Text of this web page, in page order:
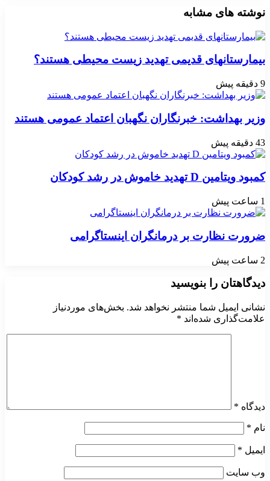
نوشته های مشابه
بیمارستانهای قدیمی تهدید زیست محیطی هستند؟
9 دقیقه پیش
وزیر بهداشت: خبرنگاران نگهبان اعتماد عمومی هستند
43 دقیقه پیش
کمبود ویتامین D تهدید خاموش در رشد کودکان
1 ساعت پیش
ضرورت نظارت بر درمانگران اینستاگرامی
2 ساعت پیش
دیدگاهتان را بنویسید
نشانی ایمیل شما منتشر نخواهد شد. بخش‌های موردنیاز
علامت‌گذاری شده‌اند *
دیدگاه *
نام *
ایمیل *
وب‌ سایت